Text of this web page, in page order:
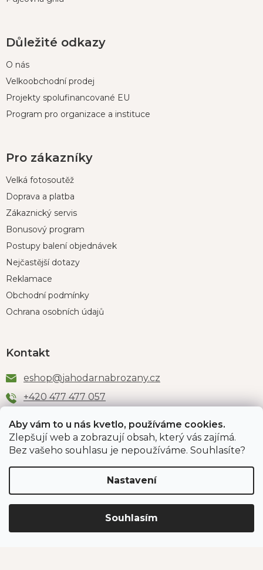
Aby vám to u nás kvetlo, používáme cookies.
Zlepšují web a zobrazují obsah, který vás zajímá.
Bez vašeho souhlasu je nepoužíváme. Souhlasíte?
Nastavení
Souhlasím
Důležité odkazy
O nás
Velkoobchodní prodej
Projekty spolufinancované EU
Program pro organizace a instituce
Pro zákazníky
Velká fotosoutěž
Doprava a platba
Zákaznický servis
Bonusový program
Postupy balení objednávek
Nejčastější dotazy
Reklamace
Obchodní podmínky
Ochrana osobních údajů
Kontakt
eshop@jahodarnabrozany.cz
+420 477 477 057
Odběr newsletteru
PŘIHLÁSIT SE